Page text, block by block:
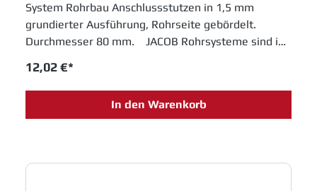
System Rohrbau Anschlussstutzen in 1,5 mm
grundierter Ausführung, Rohrseite gebördelt.
Durchmesser 80 mm. JACOB Rohrsysteme sind im
Lösungen für das Schüttguthandling sowie
Entstaubungs- und Abluftanlagen. Einfache
Montage und innovative Entwicklungen sichern
Laufrohre einsetzen.
12,02 €*
In den Warenkorb